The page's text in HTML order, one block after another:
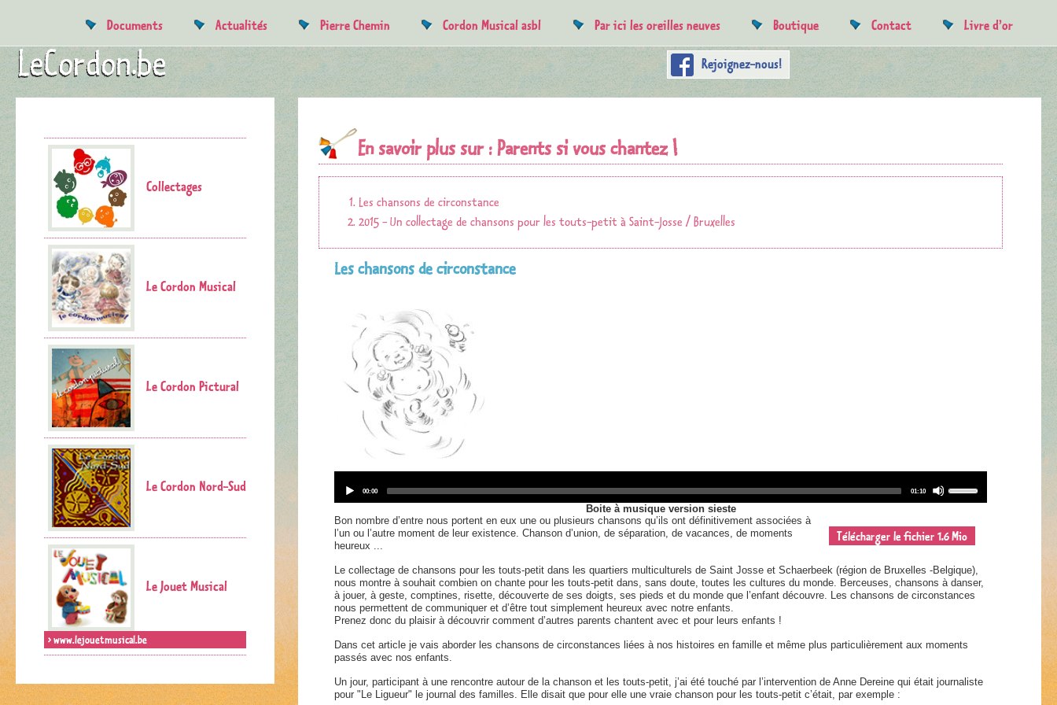
Rejoignez-nous!
Documents Actualités Pierre Chemin Cordon Musical asbl Par ici les oreilles neuves Boutique Contact Livre d’or
Collectages
Le Cordon Musical
Le Cordon Pictural
Le Cordon Nord-Sud
Le Jouet Musical
> www.lejouetmusical.be
En savoir plus sur : Parents si vous chantez !
Les chansons de circonstance
2015 - Un collectage de chansons pour les touts-petit à Saint-Josse / Bruxelles
Les chansons de circonstance
Player
Current
00:00 Total
01:10
Up/Down
to
increase
decrease
volume.
Boite à musique version sieste
Télécharger le fichier 1.6 Mio
Bon nombre d’entre nous portent en eux une ou plusieurs chansons qu’ils ont définitivement associées à
l’un ou l’autre moment de leur existence. Chanson d’union, de séparation, de vacances, de moments
heureux ...
Le collectage de chansons pour les touts-petit dans les quartiers multiculturels de Saint Josse et Schaerbeek (région de Bruxelles -Belgique),
nous montre à souhait combien on chante pour les touts-petit dans, sans doute, toutes les cultures du monde. Berceuses, chansons à danser,
à jouer, à geste, comptines, risette, découverte de ses doigts, ses pieds et du monde que l’enfant découvre. Les chansons de circonstances
nous permettent de communiquer et d’être tout simplement heureux avec notre enfants.
Prenez donc du plaisir à découvrir comment d’autres parents chantent avec et pour leurs enfants !
Dans cet article je vais aborder les chansons de circonstances liées à nos histoires en famille et même plus particulièrement aux moments
passés avec nos enfants.
Un jour, participant à une rencontre autour de la chanson et les touts-petit, j’ai été touché par l’intervention de Anne Dereine qui était journaliste
pour "Le Ligueur" le journal des familles. Elle disait que pour elle une vraie chanson pour les touts-petit c’était, par exemple :